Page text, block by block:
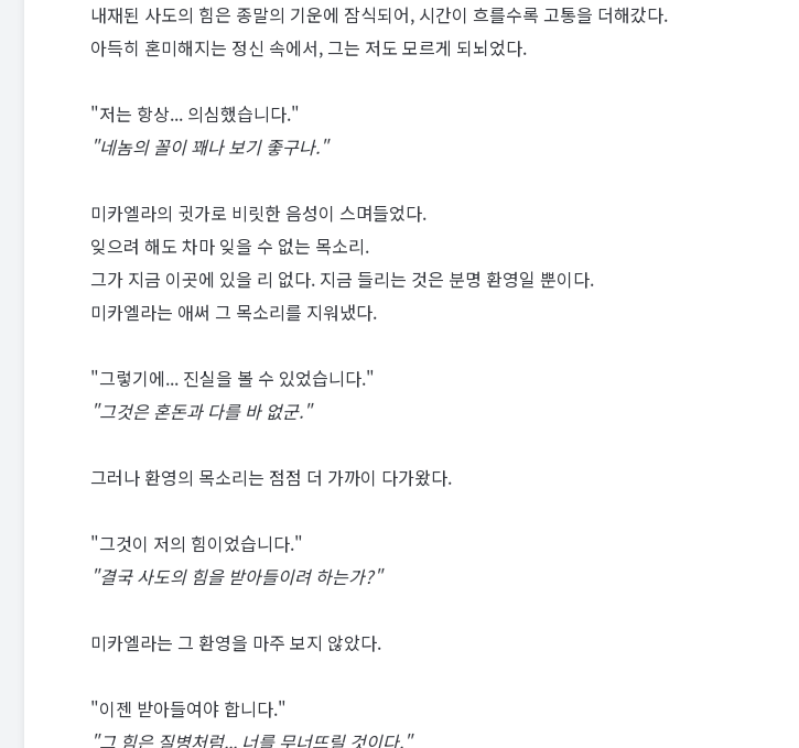
내재된 사도의 힘은 종말의 기운에 잠식되어, 시간이 흐를수록 고통을 더해갔다.
아득히 혼미해지는 정신 속에서, 그는 저도 모르게 되뇌었다.
"저는 항상... 의심했습니다."
"네놈의 꼴이 꽤나 보기 좋구나."
미카엘라의 귓가로 비릿한 음성이 스며들었다.
잊으려 해도 차마 잊을 수 없는 목소리.
그가 지금 이곳에 있을 리 없다. 지금 들리는 것은 분명 환영일 뿐이다.
미카엘라는 애써 그 목소리를 지워냈다.
"그렇기에... 진실을 볼 수 있었습니다."
"그것은 혼돈과 다를 바 없군."
그러나 환영의 목소리는 점점 더 가까이 다가왔다.
"그것이 저의 힘이었습니다."
"결국 사도의 힘을 받아들이려 하는가?"
미카엘라는 그 환영을 마주 보지 않았다.
"이젠 받아들여야 합니다."
"그 힘은 질병처럼... 너를 무너뜨릴 것이다."